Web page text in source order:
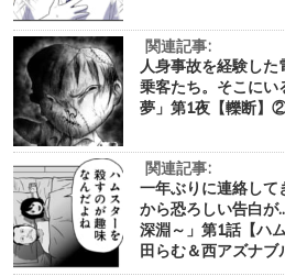
関連記事:
人身事故を経験した
乗客たち。そこに
夢」第1夜【轢断】
関連記事:
一年ぶりに連絡して
から恐ろしい告白が
深淵～」第1話【ハ
田らむ＆西アズナブ